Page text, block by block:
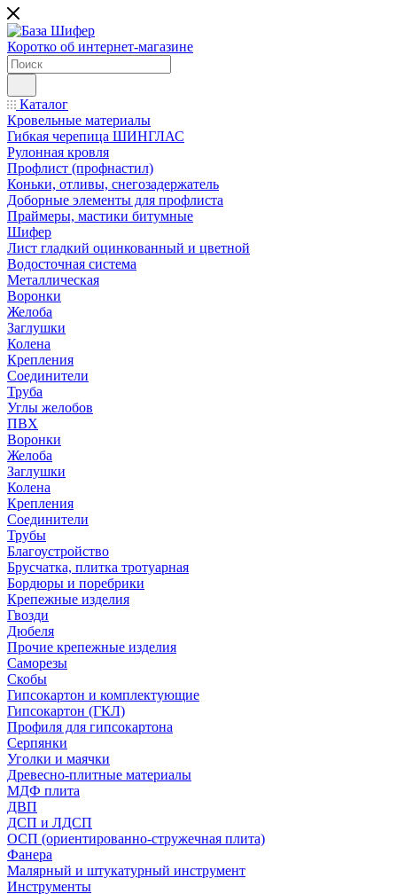
Коротко об интернет-магазине
Каталог
Кровельные материалы
Гибкая черепица ШИНГЛАС
Рулонная кровля
Профлист (профнастил)
Коньки, отливы, снегозадержатель
Доборные элементы для профлиста
Праймеры, мастики битумные
Шифер
Лист гладкий оцинкованный и цветной
Водосточная система
Металлическая
Воронки
Желоба
Заглушки
Колена
Крепления
Соединители
Труба
Углы желобов
ПВХ
Воронки
Желоба
Заглушки
Колена
Крепления
Соединители
Трубы
Благоустройство
Брусчатка, плитка тротуарная
Бордюры и поребрики
Крепежные изделия
Гвозди
Дюбеля
Прочие крепежные изделия
Саморезы
Скобы
Гипсокартон и комплектующие
Гипсокартон (ГКЛ)
Профиля для гипсокартона
Серпянки
Уголки и маячки
Древесно-плитные материалы
МДФ плита
ДВП
ДСП и ЛДСП
ОСП (ориентированно-стружечная плита)
Фанера
Малярный и штукатурный инструмент
Инструменты